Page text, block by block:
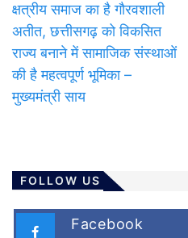
क्षत्रीय समाज का है गौरवशाली
अतीत, छत्तीसगढ़ को विकसित
राज्य बनाने में सामाजिक संस्थाओं
की है महत्वपूर्ण भूमिका –
मुख्यमंत्री साय
FOLLOW US
Facebook